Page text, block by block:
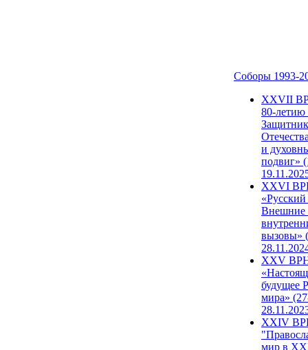
Соборы 1993-
ХХVII
80-
и
подвиг»
XXVI
Внешние
вызовы»
XXV
будущее
мира»
XXIV
мир в